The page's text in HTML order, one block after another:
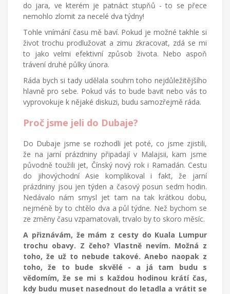
radostech
života.
do jara, ve kterém je patnáct stupňů - to se přece
nemohlo zlomit za necelé dva týdny!
Tohle vnímání času mě baví. Pokud je možné takhle si
život trochu prodlužovat a zimu zkracovat, zdá se mi
to jako velmi efektivní způsob života. Nebo aspoň
trávení druhé půlky února.
Ráda bych si tady udělala souhrn toho nejdůležitějšího
hlavně pro sebe. Pokud vás to bude bavit nebo vás to
vyprovokuje k nějaké diskuzi, budu samozřejmě ráda.
Proč jsme jeli do Dubaje?
Do Dubaje jsme se rozhodli jet poté, co jsme zjistili,
že na jarní prázdniny připadají v Malajsii, kam jsme
původně toužili jet, Čínský nový rok i Ramadán. Cestu
do jihovýchodní Asie komplikoval i fakt, že jarní
prázdniny jsou jen týden a časový posun sedm hodin.
Nedávalo nám smysl jet tam na tak krátkou dobu,
nejméně by to chtělo dva a půl týdne. Než bychom se
ze změny času vzpamatovali, trvalo by to skoro měsíc.
A přiznávám, že mám z cesty do Kuala Lumpur
trochu obavy. Z čeho? Vlastně nevím. Možná z
toho, že už to nebude takové. Anebo naopak z
toho, že to bude skvělé - a já tam budu s
vědomím, že se mi s každou hodinou krátí čas,
kdy budu muset nasednout do letadla a vrátit se